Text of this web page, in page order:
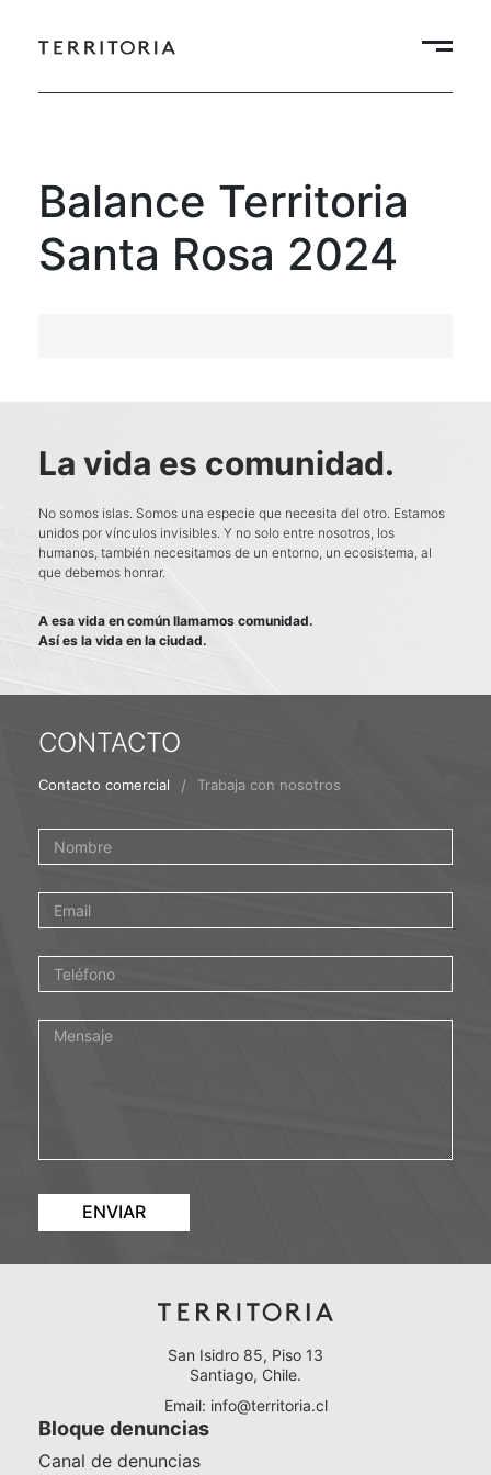
Balance Territoria
Santa Rosa 2024
La vida es comunidad.
No somos islas. Somos una especie que necesita del otro. Estamos
unidos por vínculos invisibles. Y no solo entre nosotros, los
humanos, también necesitamos de un entorno, un ecosistema, al
que debemos honrar.
A esa vida en común llamamos comunidad.
Así es la vida en la ciudad.
CONTACTO
Contacto comercial / Trabaja con nosotros
ENVIAR
San Isidro 85, Piso 13
Santiago, Chile.
Email: info@territoria.cl
Bloque denuncias
Canal de denuncias